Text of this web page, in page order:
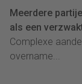
Meerdere
als een
Complexe
overname...